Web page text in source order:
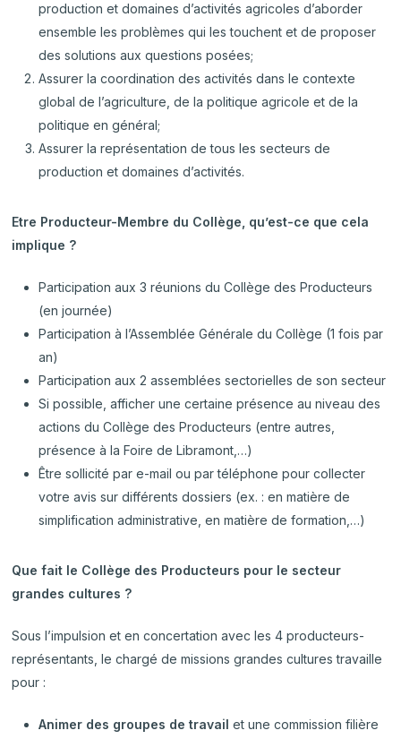
production et domaines d’activités agricoles d’aborder
ensemble les problèmes qui les touchent et de proposer
des solutions aux questions posées;
Assurer la coordination des activités dans le contexte
global de l’agriculture, de la politique agricole et de la
politique en général;
Assurer la représentation de tous les secteurs de
production et domaines d’activités.
Etre Producteur-Membre du Collège, qu’est-ce que cela
implique ?
Participation aux 3 réunions du Collège des Producteurs
(en journée)
Participation à l’Assemblée Générale du Collège (1 fois par
an)
Participation aux 2 assemblées sectorielles de son secteur
Si possible, afficher une certaine présence au niveau des
actions du Collège des Producteurs (entre autres,
présence à la Foire de Libramont,…)
Être sollicité par e-mail ou par téléphone pour collecter
votre avis sur différents dossiers (ex. : en matière de
simplification administrative, en matière de formation,…)
Que fait le Collège des Producteurs pour le secteur
grandes cultures ?
Sous l’impulsion et en concertation avec les 4 producteurs-
représentants, le chargé de missions grandes cultures travaille
pour :
Animer des groupes de travail et une commission filière